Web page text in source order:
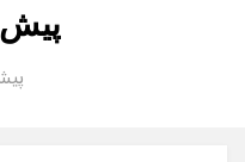
دسته
: